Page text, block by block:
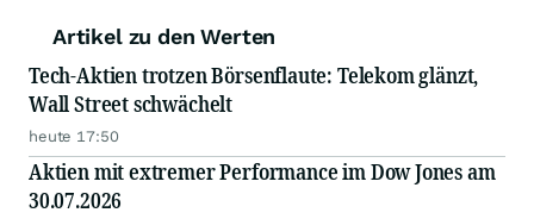
Artikel zu den Werten
Tech-Aktien trotzen Börsenflaute: Telekom glänzt,
Wall Street schwächelt
heute 17:50
Aktien mit extremer Performance im Dow Jones am
30.07.2026